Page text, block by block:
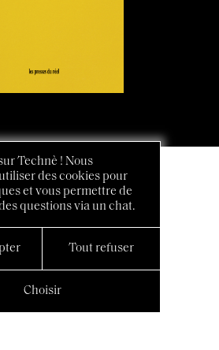
Technè ! Nous
des cookies pour
et vous permettre de
questions via un chat.
Tout refuser
Choisir